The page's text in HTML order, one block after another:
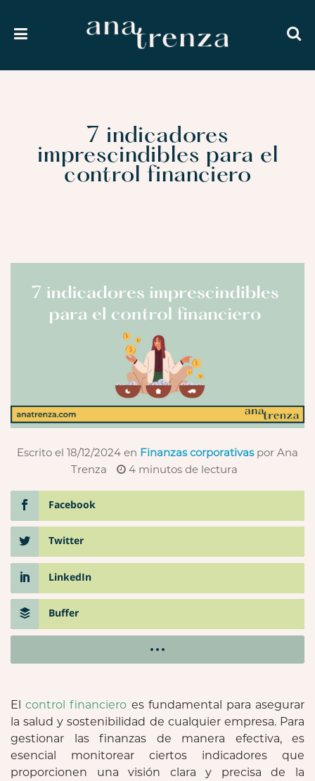
7 indicadores
imprescindibles para el
control financiero
Escrito el 18/12/2024 en Finanzas corporativas por Ana
Trenza
4minutos de lectura
Facebook
Twitter
LinkedIn
Buffer
Elcontrol financiero es fundamental para asegurar
la salud y sostenibilidad de cualquier empresa. Para
gestionar las finanzas de manera efectiva, es
esencial monitorear ciertos indicadores que
proporcionen una visión clara y precisa de la